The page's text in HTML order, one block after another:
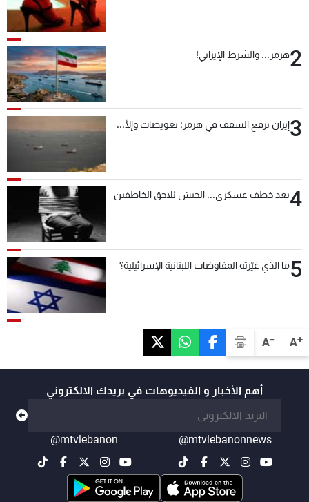
A+
A-
2هرمز... والشرط الإيراني!
3إيران ترفع السقف في هرمز: تعويضات وإلّا...
4بعد خطف عسكري... الجيش يُلاحق الخاطفين
5ما الذي غيّرته المفاوضات اللبنانية الإسرائيلية؟
أهم الأخبار و الفيديوهات في بريدك الالكتروني
@mtvlebanonnews
@mtvlebanon